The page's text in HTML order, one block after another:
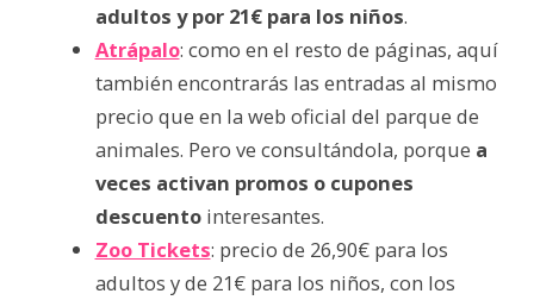
adultos y por 21€ para los niños.
Atrápalo: como en el resto de páginas, aquí
también encontrarás las entradas al mismo
precio que en la web oficial del parque de
animales. Pero ve consultándola, porque a
veces activan promos o cupones
descuentointeresantes.
Zoo Tickets: precio de 26,90€ para los
adultos y de 21€ para los niños, con los